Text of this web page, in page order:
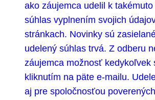
ako záujemca udelil k
súhlas vyplnením svojich
stránkach. Novinky sú
udelený súhlas trvá. Z odberu
záujemca možnosť kedykoľvek
kliknutím na päte e-mailu.
aj pre spoločnosťou poverených